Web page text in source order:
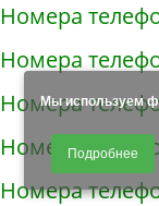
Мы используем
Продолжая
файлов - COOKIES,
данные об
доступа к сайту,
Подробнее
Номера
Номера
Номера
Номера
Номера